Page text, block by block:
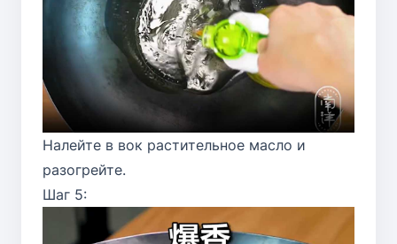
Налейте в вок растительное масло и
разогрейте.
Шаг 5: